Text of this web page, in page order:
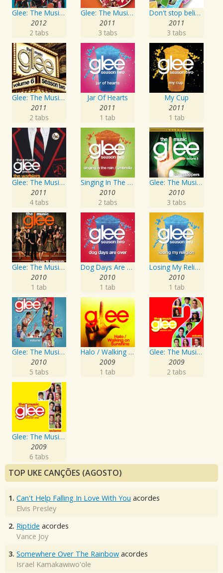
Glee: The Music, Season 4 Volume 1
2012
2 tabs
Glee: The Music, Volume 5
2011
3 tabs
Don't stop believing
2011
3 tabs
Glee: The Music, Volume 6
2011
2 tabs
Jar Of Hearts
2011
1 tab
My Cup
2011
1 tab
Glee: The Music presents The Warblers
2011
4 tabs
Singing In The Rain / Umbrella
2010
2 tabs
Glee: The Music, Volume 3 Showstoppers
2010
3 tabs
Glee: The Music, Journey To Regionals
2010
1 tab
Dog Days Are Over
2010
1 tab
Losing My Religion
2010
1 tab
Glee: The Music, Volume 4
2010
5 tabs
Halo / Walking On Sunshine
2009
1 tab
Glee: The Music, Volume 2
2009
2 tabs
Glee: The Music, Volume 1
2009
6 tabs
TOP UKE CANÇÕES (AGOSTO)
1. Can't Help Falling In Love With You acordes
Elvis Presley
2. Riptide acordes
Vance Joy
3. Somewhere Over The Rainbow acordes
Israel Kamakawiwo'ole